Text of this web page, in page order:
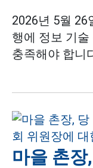
2026년 5월 26
행에 정보 기
충족해야 합니
마을 촌